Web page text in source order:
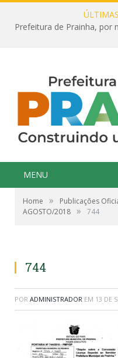
MENU
Home » Publicações
AGOSTO/2018 » 744
744
POR ADMINISTRADOR EM 13 DE